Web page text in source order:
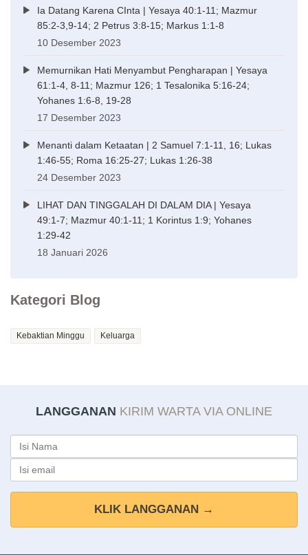
Ia Datang Karena CInta | Yesaya 40:1-11; Mazmur
85:2-3,9-14; 2 Petrus 3:8-15; Markus 1:1-8
10 Desember 2023
Memurnikan Hati Menyambut Pengharapan | Yesaya
61:1-4, 8-11; Mazmur 126; 1 Tesalonika 5:16-24;
Yohanes 1:6-8, 19-28
17 Desember 2023
Menanti dalam Ketaatan | 2 Samuel 7:1-11, 16; Lukas
1:46-55; Roma 16:25-27; Lukas 1:26-38
24 Desember 2023
LIHAT DAN TINGGALAH DI DALAM DIA | Yesaya
49:1-7; Mazmur 40:1-11; 1 Korintus 1:9; Yohanes
1:29-42
18 Januari 2026
Kategori Blog
Kebaktian Minggu Keluarga
LANGGANAN KIRIM WARTA VIA ONLINE
KLIK LANGGANAN →